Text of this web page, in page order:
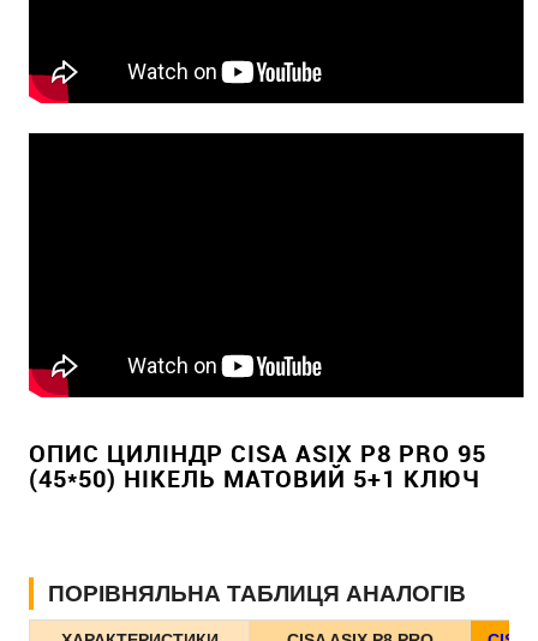
ОПИС ЦИЛІНДР CISA ASIX P8 PRO 95
(45*50) НІКЕЛЬ МАТОВИЙ 5+1 КЛЮЧ
ПОРІВНЯЛЬНА ТАБЛИЦЯ АНАЛОГІВ